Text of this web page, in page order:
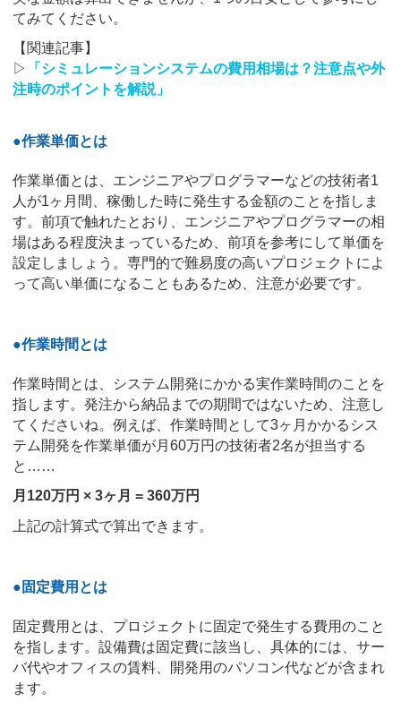
てみてください。
【関連記事】
▷
「シミュレーションシステムの費用相場は？注意点や外
注時のポイントを解説」
●作業単価とは
作業単価とは、エンジニアやプログラマーなどの技術者1
人が1ヶ月間、稼働した時に発生する金額のことを指しま
す。前項で触れたとおり、エンジニアやプログラマーの相
場はある程度決まっているため、前項を参考にして単価を
設定しましょう。専門的で難易度の高いプロジェクトによ
って高い単価になることもあるため、注意が必要です。
●作業時間とは
作業時間とは、システム開発にかかる実作業時間のことを
指します。発注から納品までの期間ではないため、注意し
てくださいね。例えば、作業時間として3ヶ月かかるシス
テム開発を作業単価が月60万円の技術者2名が担当する
と……
月120万円 × 3ヶ月 = 360万円
上記の計算式で算出できます。
●固定費用とは
固定費用とは、プロジェクトに固定で発生する費用のこと
を指します。設備費は固定費に該当し、具体的には、サー
バ代やオフィスの賃料、開発用のパソコン代などが含まれ
ます。